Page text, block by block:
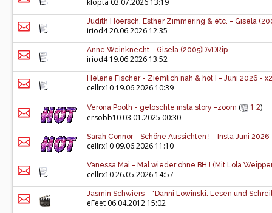
klopta 03.07.2026 13:19
Judith Hoersch, Esther Zimmering & etc. - Gisela
iriod420.06.2026 12:35
Anne Weinknecht - Gisela (2005)DVDRip
iriod419.06.2026 13:52
Helene Fischer - Ziemlich nah & hot ! - Juni 2026 - x2
cellrx10 19.06.2026 10:39
Verona Pooth - gelöschte insta story -zoom ( 1 2)
ersobb10 03.01.2025 00:30
Sarah Connor - Schöne Aussichten ! - Insta Juni 2026
cellrx10 09.06.2026 11:10
Vanessa Mai - Mal wieder ohne BH ! (Mit Lola
cellrx1026.05.2026 14:57
Jasmin Schwiers – "Danni Lowinski: Lesen und
eFeet 06.04.2012 15:02